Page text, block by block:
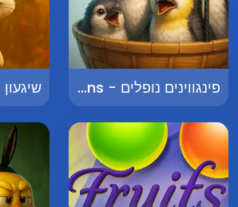
פינגווינים נופלים - Falling Penguins